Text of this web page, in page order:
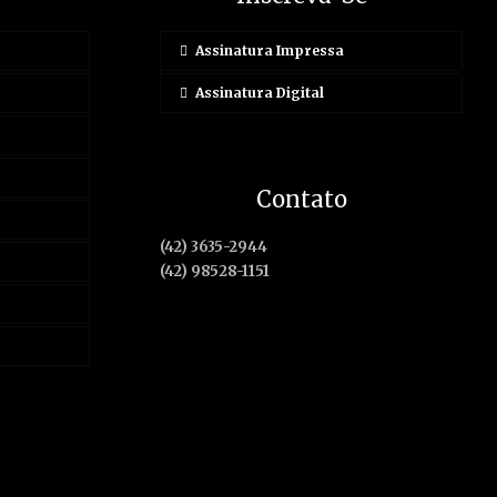
Assinatura Impressa
Assinatura Digital
Contato
(42) 3635-2944
(42) 98528-1151